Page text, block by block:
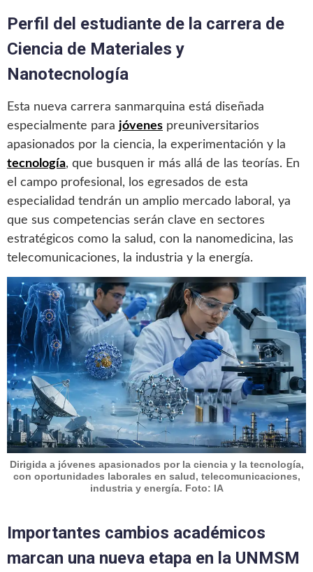
Perfil del estudiante de la carrera de
Ciencia de Materiales y
Nanotecnología
Esta nueva carrera sanmarquina está diseñada
especialmente para jóvenes preuniversitarios
apasionados por la ciencia, la experimentación y la
tecnología, que busquen ir más allá de las teorías. En
el campo profesional, los egresados de esta
especialidad tendrán un amplio mercado laboral, ya
que sus competencias serán clave en sectores
estratégicos como la salud, con la nanomedicina, las
telecomunicaciones, la industria y la energía.
Dirigida a jóvenes apasionados por la ciencia y la tecnología,
con oportunidades laborales en salud, telecomunicaciones,
industria y energía. Foto: IA
Importantes cambios académicos
marcan una nueva etapa en la UNMSM